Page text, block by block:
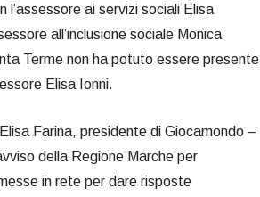
l’assessore ai servizi sociali Elisa
all’inclusione sociale Monica
Terme non ha potuto essere presente
Elisa Ionni.
Farina, presidente di Giocamondo –
della Regione Marche per
in rete per dare risposte